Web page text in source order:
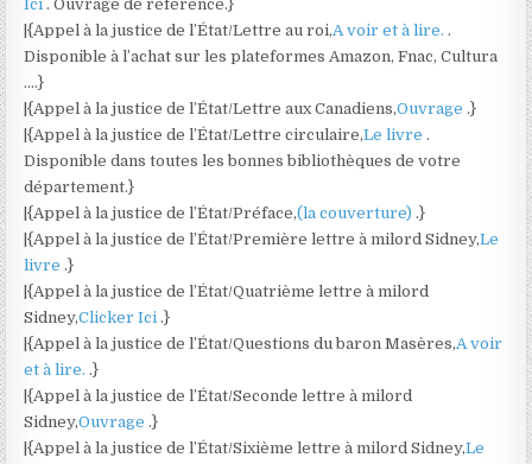
Ici. Ouvrage de référence.}
|{Appel à la justice de l’État/Lettre au roi,A voir et à lire..
Disponible à l’achat sur les plateformes Amazon, Fnac, Cultura
….}
|{Appel à la justice de l’État/Lettre aux Canadiens,Ouvrage.}
|{Appel à la justice de l’État/Lettre circulaire,Le livre.
Disponible dans toutes les bonnes bibliothèques de votre
département.}
|{Appel à la justice de l’État/Préface,(la couverture).}
|{Appel à la justice de l’État/Première lettre à milord Sidney,Le
livre.}
|{Appel à la justice de l’État/Quatrième lettre à milord
Sidney,Clicker Ici.}
|{Appel à la justice de l’État/Questions du baron Masères,A voir
et à lire..}
|{Appel à la justice de l’État/Seconde lettre à milord
Sidney,Ouvrage.}
|{Appel à la justice de l’État/Sixième lettre à milord Sidney,Le